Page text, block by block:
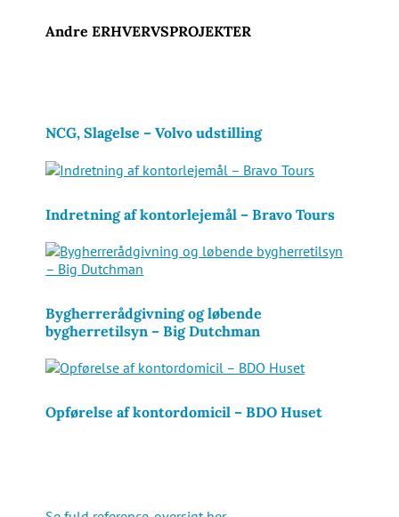
Andre ERHVERVSPROJEKTER
NCG, Slagelse – Volvo udstilling
Indretning af kontorlejemål – Bravo Tours
Bygherrerådgivning og løbende
bygherretilsyn – Big Dutchman
Opførelse af kontordomicil – BDO Huset